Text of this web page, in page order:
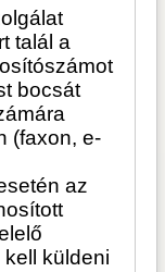
talál a
bocsát
(faxon, e-
az
küldeni